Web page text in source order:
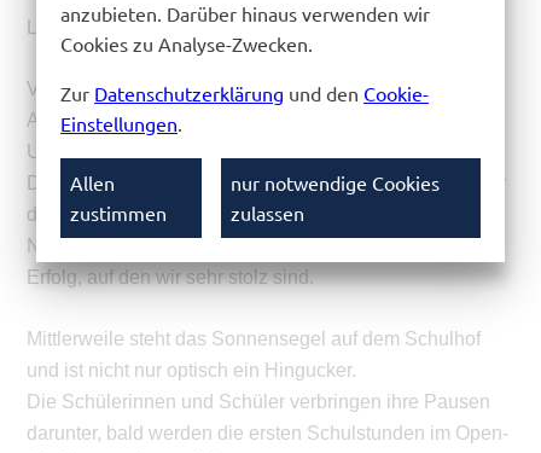
Liebe Unterstützer!
Viele schaffen mehr. Heißt es bei der Crowdfunding-
Aktion der VR-Bank-Lausitz.
Und wir haben es zusammen geschafft!
Durch viele Unterstützer konnten wir über 5.000 Euro für
das Sonnensegel auf dem Schulhof des
Niedersorbischen Gymnasiums sammeln. Ein großer
Erfolg, auf den wir sehr stolz sind.
Mittlerweile steht das Sonnensegel auf dem Schulhof
und ist nicht nur optisch ein Hingucker.
Die Schülerinnen und Schüler verbringen ihre Pausen
darunter, bald werden die ersten Schulstunden im Open-
anzubieten. Darüber hinaus verwenden wir
Cookies zu Analyse-Zwecken.
Zur Datenschutzerklärung und den Cookie-
Einstellungen.
Allen
zustimmen
nur notwendige Cookies
zulassen